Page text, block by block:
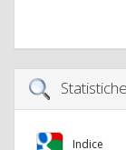
Indice